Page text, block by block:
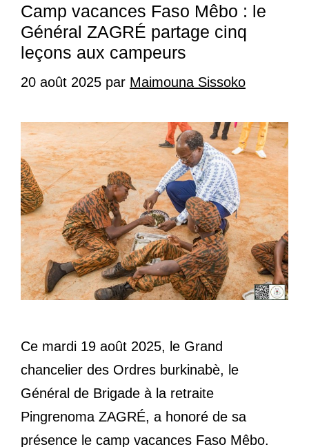
Camp vacances Faso Mêbo : le
Général ZAGRÉ partage cinq
leçons aux campeurs
20 août 2025 par Maimouna Sissoko
Ce mardi 19 août 2025, le Grand
chancelier des Ordres burkinabè, le
Général de Brigade à la retraite
Pingrenoma ZAGRÉ, a honoré de sa
présence le camp vacances Faso Mêbo.